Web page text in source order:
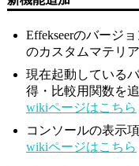
Effekseerのバージ
のカスタムマテリ
現在起動している
得・比較用関数を
wikiページはこちら
コンソールの表示
wikiページはこちら